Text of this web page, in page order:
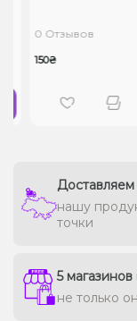
0 Отзывов
150₴
нашу
точки
5
не только